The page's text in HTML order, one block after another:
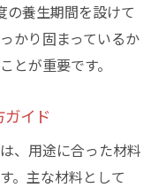
の養生期間を設けて
かり固まっているか
とが重要です。
ガイド
、用途に合った材料
。主な材料として